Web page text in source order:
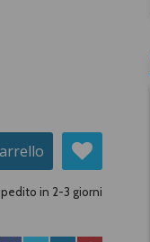
in 2-3 giorni